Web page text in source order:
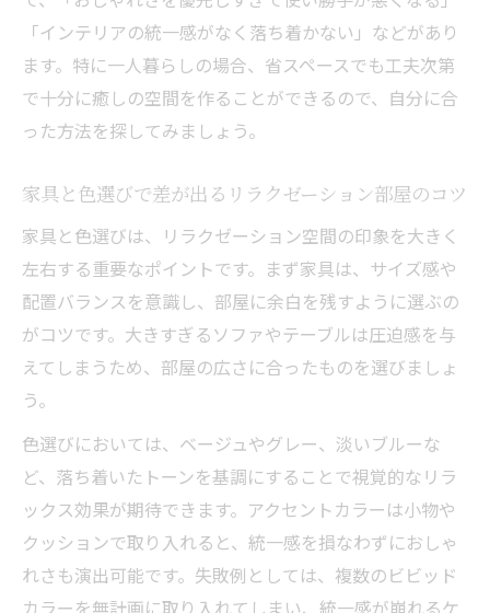
り方
「インテリアの統一感がなく落ち着かない」などがあり
ます。特に一人暮らしの場合、省スペースでも工夫次第
で十分に癒しの空間を作ることができるので、自分に合
った方法を探してみましょう。
家具と色選びで差が出るリラクゼーション部屋のコツ
家具と色選びは、リラクゼーション空間の印象を大きく
左右する重要なポイントです。まず家具は、サイズ感や
配置バランスを意識し、部屋に余白を残すように選ぶの
がコツです。大きすぎるソファやテーブルは圧迫感を与
えてしまうため、部屋の広さに合ったものを選びましょ
う。
色選びにおいては、ベージュやグレー、淡いブルーな
ど、落ち着いたトーンを基調にすることで視覚的なリラ
ックス効果が期待できます。アクセントカラーは小物や
クッションで取り入れると、統一感を損なわずにおしゃ
れさも演出可能です。失敗例としては、複数のビビッド
カラーを無計画に取り入れてしまい、統一感が崩れるケ